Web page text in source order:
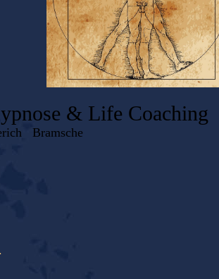
& Life Coaching
Bramsche